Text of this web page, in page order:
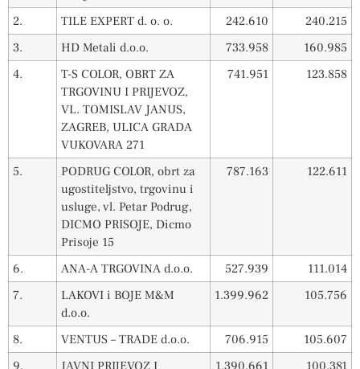
2.
TILE EXPERT d. o. o. 242.610
240.215
3.
HD Metali d.o.o. 733.958
160.985
4.
T-S COLOR, OBRT ZA
TRGOVINU I PRIJEVOZ,
VL. TOMISLAV JANUS,
ZAGREB, ULICA GRADA
VUKOVARA 271
741.951 123.858
5.
PODRUG COLOR, obrt za
ugostiteljstvo, trgovinu i
usluge, vl. Petar Podrug,
DICMO PRISOJE, Dicmo
Prisoje 15
787.163 122.611
6. ANA-A TRGOVINA d.o.o. 527.939
111.014
7.
LAKOVI i BOJE M&M
d.o.o.
1.399.962 105.756
8. VENTUS – TRADE d.o.o. 706.915
105.607